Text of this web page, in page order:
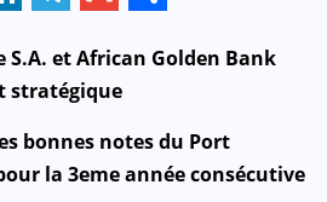
S.A. et African Golden Bank
stratégique
bonnes notes du Port
la 3eme année consécutive